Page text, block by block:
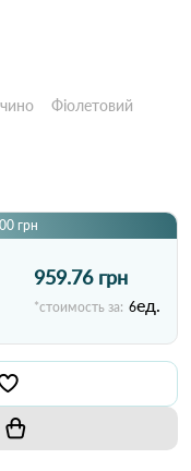
Фіолетовий
грн
959.76 грн
*стоимость за: 6ед.